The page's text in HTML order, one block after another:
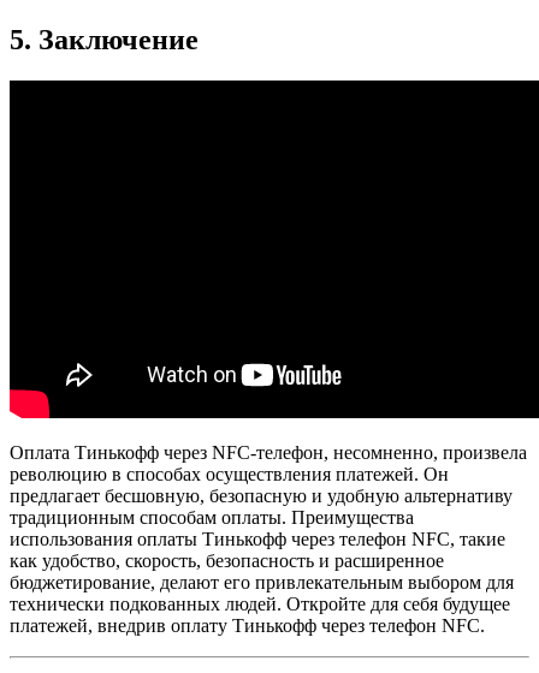
5. Заключение
Оплата Тинькофф через NFC-телефон, несомненно, произвела
революцию в способах осуществления платежей. Он
предлагает бесшовную, безопасную и удобную альтернативу
традиционным способам оплаты. Преимущества
использования оплаты Тинькофф через телефон NFC, такие
как удобство, скорость, безопасность и расширенное
бюджетирование, делают его привлекательным выбором для
технически подкованных людей. Откройте для себя будущее
платежей, внедрив оплату Тинькофф через телефон NFC.